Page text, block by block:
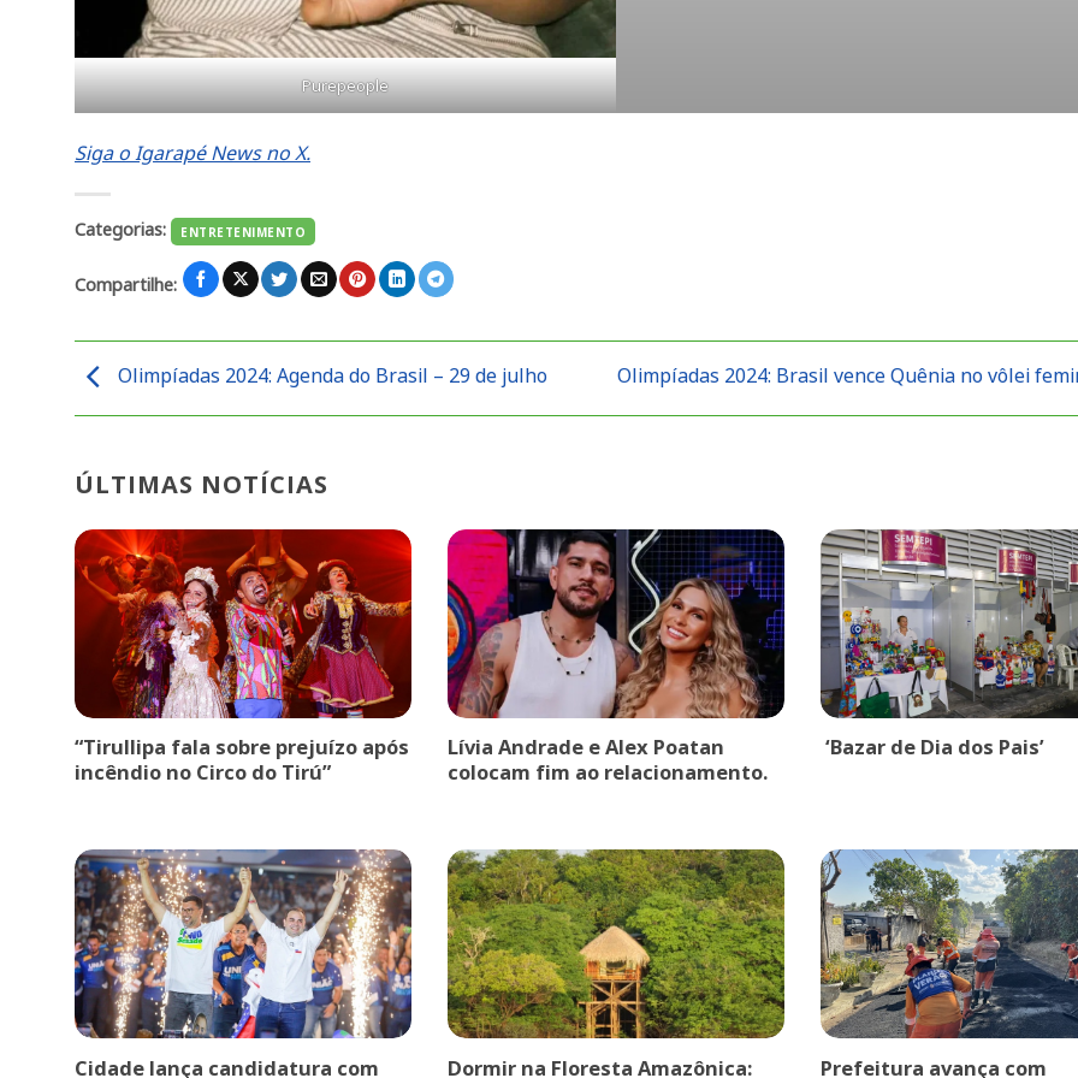
Purepeople
Siga o Igarapé News no X.
Categorias: ENTRETENIMENTO
Compartilhe:
Olimpíadas 2024: Agenda do Brasil – 29 de julho Olimpíadas 2024: Brasil vence Quênia no vôlei
ÚLTIMAS NOTÍCIAS
“Tirullipa fala sobre prejuízo após
incêndio no Circo do Tirú”
Lívia Andrade e Alex Poatan
colocam fim ao relacionamento.
‘Bazar de Dia dos Pais’
Cidade lança candidatura com Dormir na Floresta Amazônica: Prefeitura avança com